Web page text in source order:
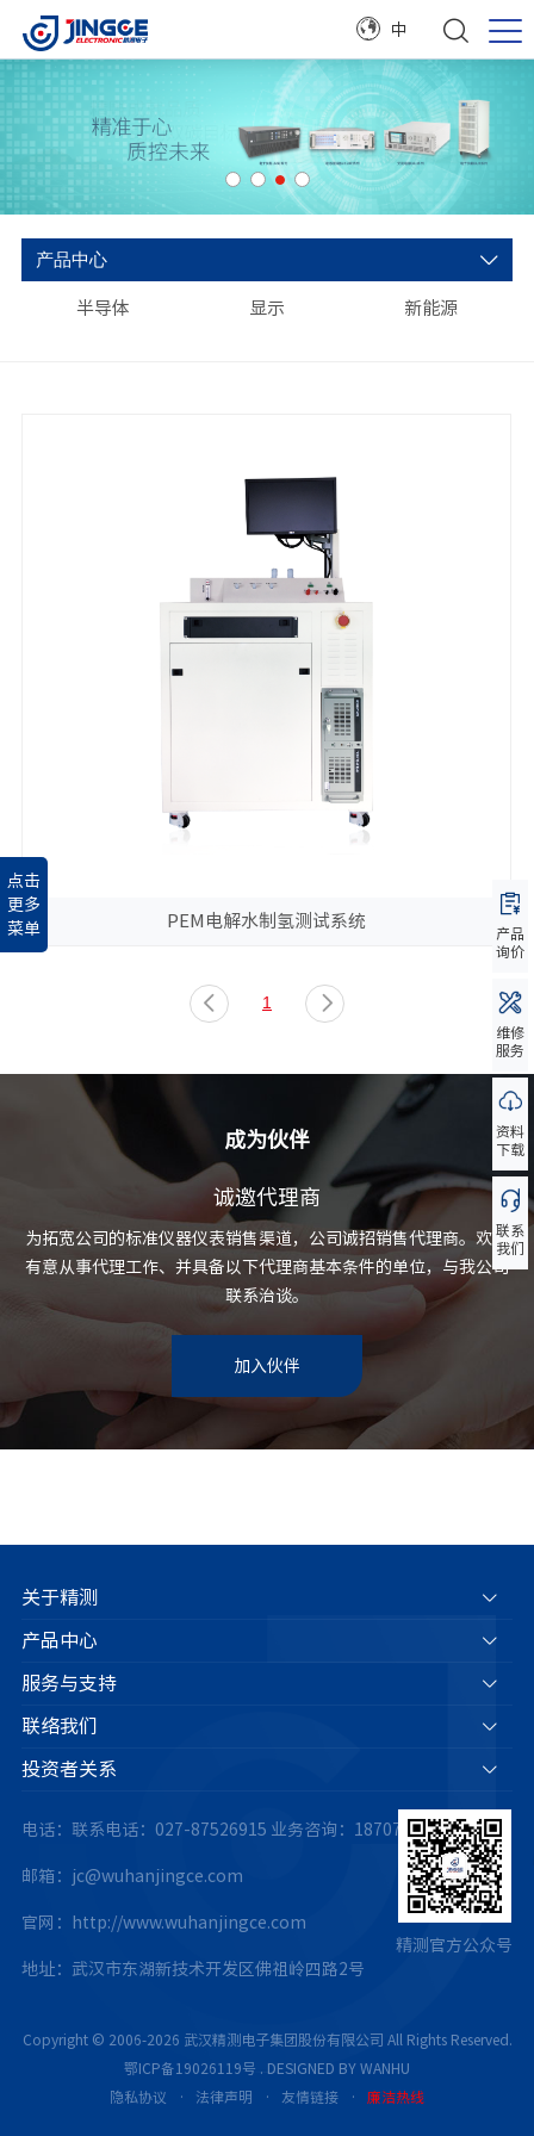
中
产品中心
半导体 显示 新能源
点击
更多
菜单
PEM电解水制氢测试系统
1
成为伙伴
诚邀代理商
为拓宽公司的标准仪器仪表销售渠道，公司诚招销售代理商。欢迎
有意从事代理工作、并具备以下代理商基本条件的单位，与我公司
联系治谈。
加入伙伴
关于精测
产品中心
服务与支持
联络我们
投资者关系
电话：联系电话：027-87526915 业务咨询：18707175063
邮箱：jc@wuhanjingce.com
官网：http://www.wuhanjingce.com
地址：武汉市东湖新技术开发区佛祖岭四路2号
精测官方公众号
Copyright © 2006-2026 武汉精测电子集团股份有限公司 All Rights Reserved.
鄂ICP备19026119号
DESIGNED BY WANHU
隐私协议
· 法律声明 · 友情链接 · 廉洁热线
产品
询价
维修
服务
资料
下载
联系
我们